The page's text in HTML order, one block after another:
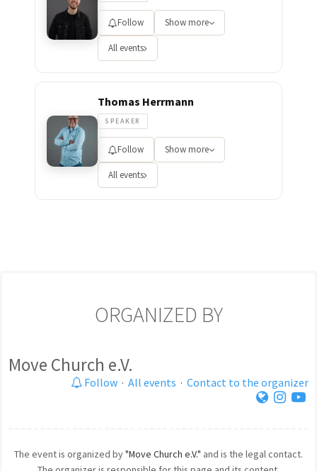
Follow Show more
All events
Thomas Herrmann
SPEAKER
Follow Show more
All events
ORGANIZED BY
Move Church e.V.
Follow · All events · Contact to the organizer
The event is organized by"Move Church e.V." and is the legal contact.